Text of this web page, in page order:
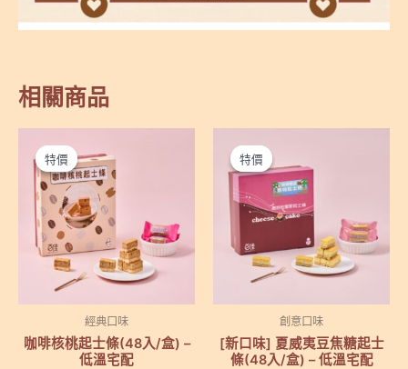
相關商品
特價
特價
經典口味
咖啡核桃起士條(48入/盒) –
低溫宅配
特價
特價
創意口味
[新口味] 夏威夷豆焦糖起士
條(48入/盒) – 低溫宅配